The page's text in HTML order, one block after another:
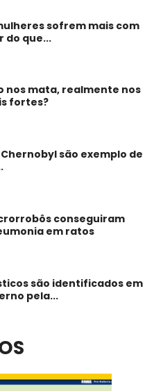
sofrem mais com
do que...
nos mata, realmente nos
fortes?
são exemplo de
conseguiram
em ratos
são identificados em
pela...